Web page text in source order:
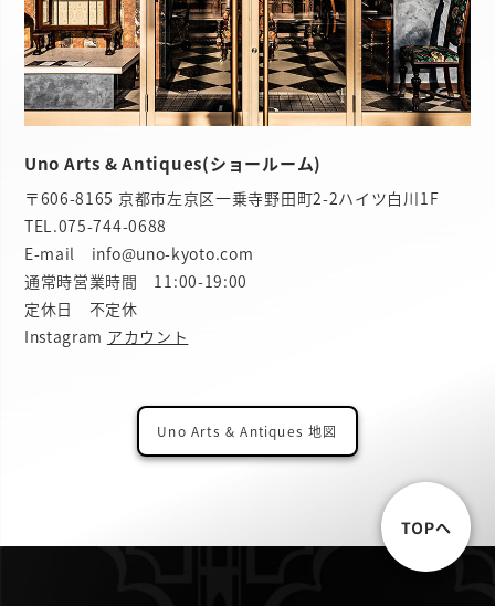
Uno Arts & Antiques(ショールーム)
〒606-8165 京都市左京区一乗寺野田町2-2ハイツ白川1F
TEL.075-744-0688
E-mail info@uno-kyoto.com
通常時営業時間 11:00-19:00
定休日 不定休
Instagram アカウント
Uno Arts & Antiques 地図